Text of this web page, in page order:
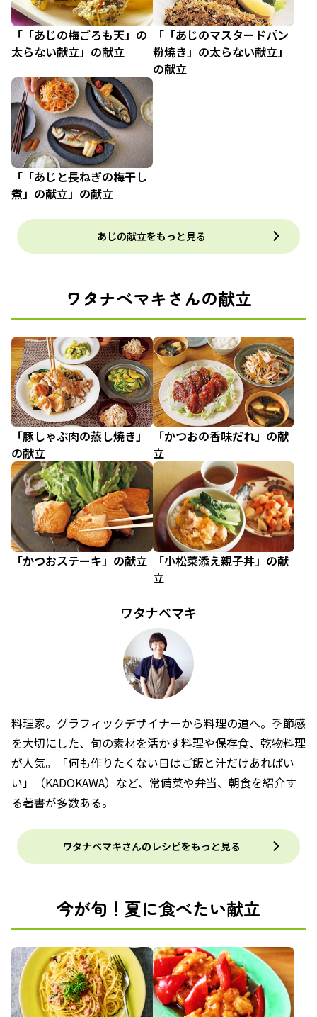
「「あじの梅ごろも天」の
太らない献立」の献立
「「あじのマスタードパン
粉焼き」の太らない献立」
の献立
「「あじと長ねぎの梅干し
煮」の献立」の献立
あじの献立をもっと見る
ワタナベマキさんの献立
「豚しゃぶ肉の蒸し焼き」
の献立
「かつおの香味だれ」の献
立
「かつおステーキ」の献立
「小松菜添え親子丼」の献
立
ワタナベマキ
料理家。グラフィックデザイナーから料理の道へ。季節感
を大切にした、旬の素材を活かす料理や保存食、乾物料理
が人気。「何も作りたくない日はご飯と汁だけあればい
い」（KADOKAWA）など、常備菜や弁当、朝食を紹介す
る著書が多数ある。
ワタナベマキさんのレシピをもっと見る
今が旬！夏に食べたい献立